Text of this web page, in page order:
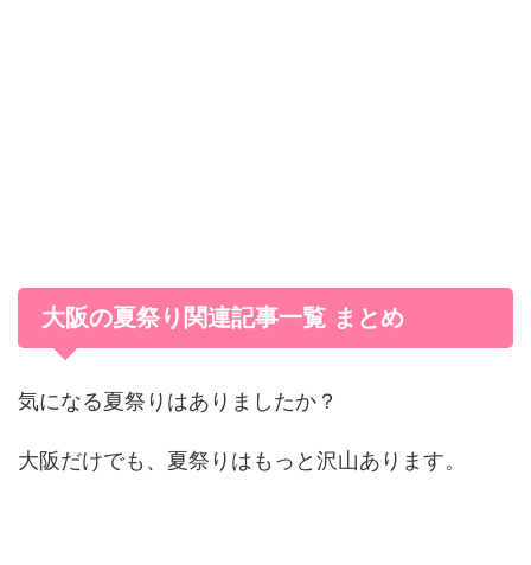
大阪の夏祭り関連記事一覧 まとめ
気になる夏祭りはありましたか？
大阪だけでも、夏祭りはもっと沢山あります。